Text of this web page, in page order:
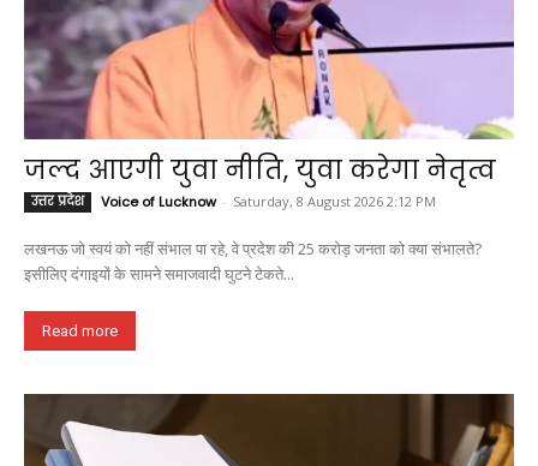
जल्द आएगी युवा नीति, युवा करेगा नेतृत्व
उत्तर प्रदेश Voice of Lucknow - Saturday, 8 August 2026 2:12 PM
लखनऊ जो स्वयं को नहीं संभाल पा रहे, वे प्रदेश की 25 करोड़ जनता को क्या संभालते?
इसीलिए दंगाइयों के सामने समाजवादी घुटने टेकते...
Read more